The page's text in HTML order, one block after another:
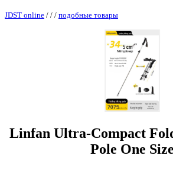
JDST online / / / подобные товары
Linfan Ultra-Compact
Pole One Size